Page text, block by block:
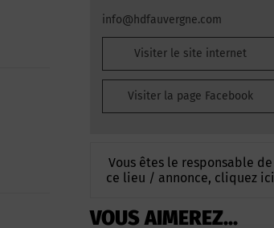
info@hdfauvergne.com
Visiter le site internet
Visiter la page Facebook
Vous êtes le responsable de
ce lieu / annonce, cliquez ici
VOUS AIMEREZ...